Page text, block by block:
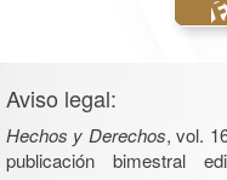
Aviso legal:
Hechos y Derechos, vol.
publicación bimestral